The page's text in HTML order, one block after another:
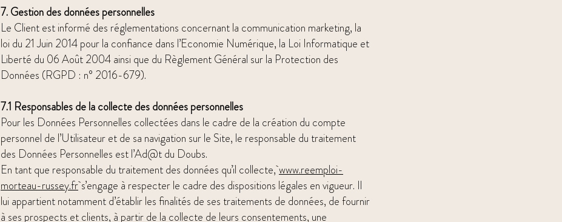
7. Gestion des données personnelles
Le Client est informé des réglementations concernant la communication marketing, la
loi du 21 Juin 2014 pour la confiance dans l’Economie Numérique, la Loi Informatique et
Liberté du 06 Août 2004 ainsi que du Règlement Général sur la Protection des
Données (RGPD : n° 2016-679).
7.1 Responsables de la collecte des données personnelles
Pour les Données Personnelles collectées dans le cadre de la création du compte
personnel de l’Utilisateur et de sa navigation sur le Site, le responsable du traitement
des Données Personnelles est l’Ad@t du Doubs.
En tant que responsable du traitement des données qu’il collecte,www.reemploi-
morteau-russey.frs’engage à respecter le cadre des dispositions légales en vigueur. Il
lui appartient notamment d’établir les finalités de ses traitements de données, de fournir
à ses prospects et clients, à partir de la collecte de leurs consentements, une